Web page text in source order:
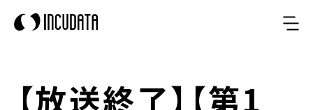
【放送終了】【第1